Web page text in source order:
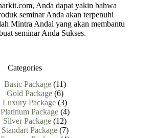
Anda dapat yakin bahwa
seminar Anda akan terpenuhi
Mintra Andal yang akan membantu
seminar Anda Sukses.
Categories
Basic Package 1111
Produk
Gold Package 66
Produk
Luxury Package 33
Produk
Platinum Package 44
Produk
Silver Package 1212
Produk
Standart Package 77